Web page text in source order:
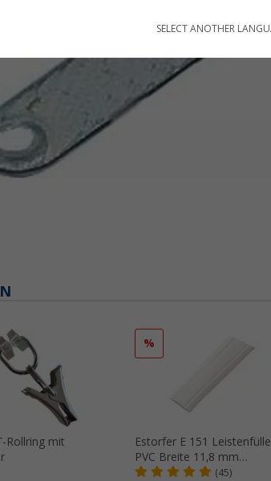
Rollring mit
%
Estorfer E 151
PVC Breite 11,8 mm
Meterware weiß(45)
SELECT ANOTHER